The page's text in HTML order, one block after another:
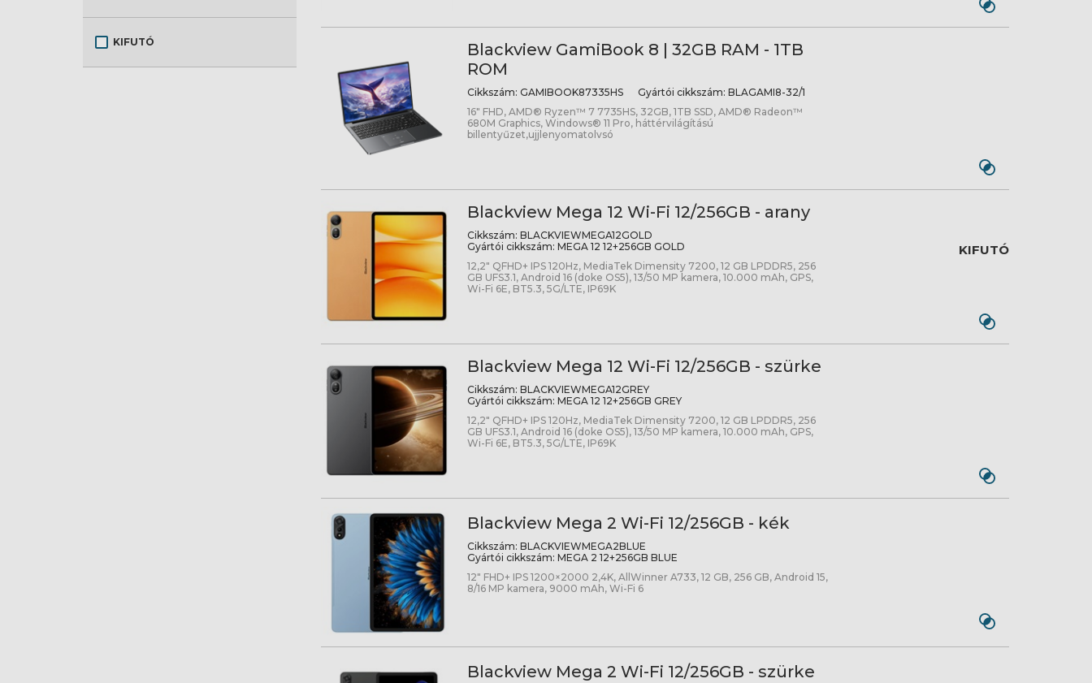
Blackview GamiBook 8 | 32GB RAM - 1TB
ROM
Cikkszám: GAMIBOOK87335HS Gyártói cikkszám: BLAGAMI8-32/1
16" FHD, AMD® Ryzen™ 7 7735HS, 32GB, 1TB SSD, AMD® Radeon™
680M Graphics, Windows® 11 Pro, háttérvilágítású
billentyűzet,ujjlenyomatolvsó
Blackview Mega 12 Wi-Fi 12/256GB - arany
Cikkszám: BLACKVIEWMEGA12GOLD
Gyártói cikkszám: MEGA 12 12+256GB GOLD
12,2" QFHD+ IPS 120Hz, MediaTek Dimensity 7200, 12 GB LPDDR5, 256
GB UFS3.1, Android 16 (doke OS5), 13/50 MP kamera, 10.000 mAh, GPS,
Wi-Fi 6E, BT5.3, 5G/LTE, IP69K
KIFUTÓ
Blackview Mega 12 Wi-Fi 12/256GB - szürke
Cikkszám: BLACKVIEWMEGA12GREY
Gyártói cikkszám: MEGA 12 12+256GB GREY
12,2" QFHD+ IPS 120Hz, MediaTek Dimensity 7200, 12 GB LPDDR5, 256
GB UFS3.1, Android 16 (doke OS5), 13/50 MP kamera, 10.000 mAh, GPS,
Wi-Fi 6E, BT5.3, 5G/LTE, IP69K
Blackview Mega 2 Wi-Fi 12/256GB - kék
Cikkszám: BLACKVIEWMEGA2BLUE
Gyártói cikkszám: MEGA 2 12+256GB BLUE
12" FHD+ IPS 1200×2000 2,4K, AllWinner A733, 12 GB, 256 GB, Android 15,
8/16 MP kamera, 9000 mAh, Wi-Fi 6
Blackview Mega 2 Wi-Fi 12/256GB - szürke
KIFUTÓ